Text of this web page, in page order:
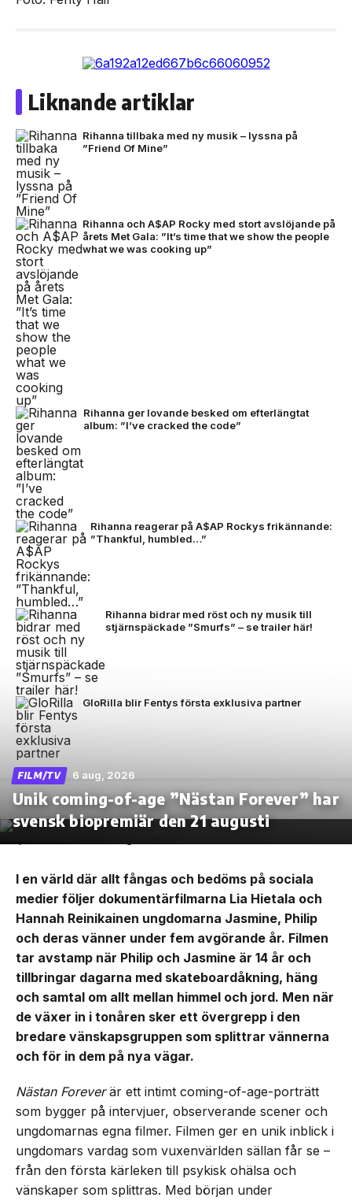
Liknande artiklar
Rihanna tillbaka med ny musik – lyssna på
”Friend Of Mine”
Rihanna och A$AP Rocky med stort avslöjande på
årets Met Gala: ”It’s time that we show the people
what we was cooking up”
Rihanna ger lovande besked om efterlängtat
album: ”I’ve cracked the code”
Rihanna reagerar på A$AP Rockys frikännande:
”Thankful, humbled…”
Rihanna bidrar med röst och ny musik till
stjärnspäckade ”Smurfs” – se trailer här!
GloRilla blir Fentys första exklusiva partner
FILM/TV 6 aug, 2026
Unik coming-of-age ”Nästan Forever” har
svensk biopremiär den 21 augusti
I en värld där allt fångas och bedöms på sociala
medier följer dokumentärfilmarna Lia Hietala och
Hannah Reinikainen ungdomarna Jasmine, Philip
och deras vänner under fem avgörande år. Filmen
tar avstamp när Philip och Jasmine är 14 år och
tillbringar dagarna med skateboardåkning, häng
och samtal om allt mellan himmel och jord. Men när
de växer in i tonåren sker ett övergrepp i den
bredare vänskapsgruppen som splittrar vännerna
och för in dem på nya vägar.
Nästan Foreverär ett intimt coming-of-age-porträtt
som bygger på intervjuer, observerande scener och
ungdomarnas egna filmer. Filmen ger en unik inblick i
ungdomars vardag som vuxenvärlden sällan får se –
från den första kärleken till psykisk ohälsa och
vänskaper som splittras. Med början under